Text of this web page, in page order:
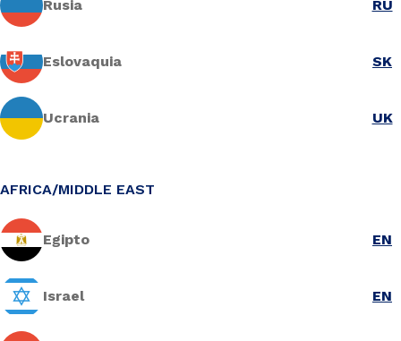
Rusia RU
Eslovaquia SK
Ucrania UK
AFRICA/MIDDLE EAST
Egipto EN
Israel EN